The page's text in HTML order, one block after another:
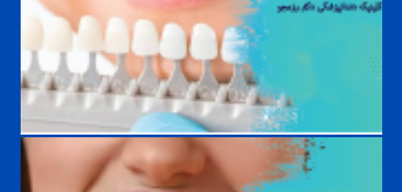
بهترین رنگ لمینت دندان چیست؟ راهنمای انتخاب طبیعی‌ترین و زیباترین
رنگ